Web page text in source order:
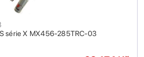
série X MX456-285TRC-03